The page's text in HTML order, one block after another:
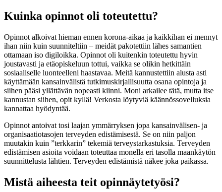
Kuinka opinnot oli toteutettu?
Opinnot alkoivat hieman ennen korona-aikaa ja kaikkihan ei mennyt
ihan niin kuin suunniteltiin – meidät pakotettiin lähes samantien
ottamaan iso digiloikka. Opinnot oli kuitenkin toteutettu hyvin
joustavasti ja etäopiskeluun tottui, vaikka se olikin hetkittäin
sosiaaliselle luonteelleni haastavaa. Meitä kannustettiin alusta asti
käyttämään kansainvälistä tutkimuskirjallisuutta osana opintoja ja
siihen pääsi yllättävän nopeasti kiinni. Moni arkailee tätä, mutta itse
kannustan siihen, opit kyllä! Verkosta löytyviä käännössovelluksia
kannattaa hyödyntää.
Opinnot antoivat tosi laajan ymmärryksen jopa kansainvälisen- ja
organisaatiotasojen terveyden edistämisestä. Se on niin paljon
muutakin kuin ”terkkarin” tekemiä terveystarkastuksia. Terveyden
edistämisen asioita voidaan toteuttaa monella eri tasolla maankäytön
suunnittelusta lähtien. Terveyden edistämistä näkee joka paikassa.
Mistä aiheesta teit opinnäytetyösi?